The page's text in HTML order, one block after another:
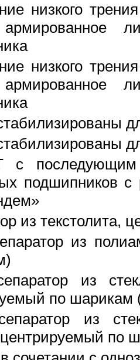
низкого
низкого
с
подшипников
из текстолита,
из
из
по шарикам
из
по